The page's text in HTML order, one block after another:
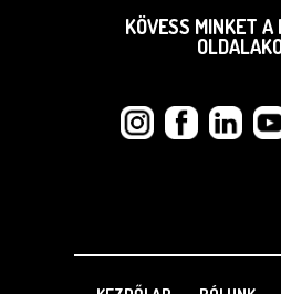
KÖVESS MINKET A